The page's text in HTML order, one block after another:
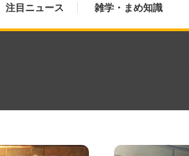
注目ニュース 雑学・まめ知識